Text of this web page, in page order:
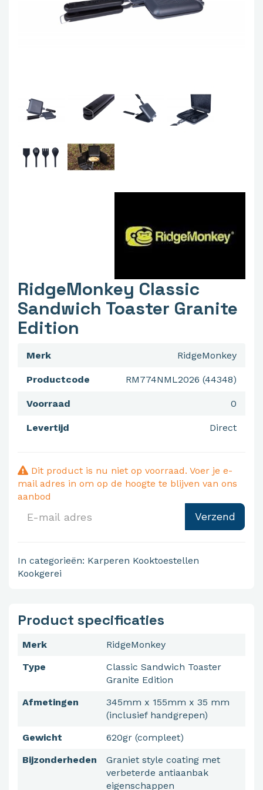
RidgeMonkey Classic
Sandwich Toaster Granite
Edition
RidgeMonkey
Merk
RM774NML2026 (44348)
Productcode
0
Voorraad
Direct
Levertijd
Dit product is nu niet op voorraad. Voer je e-
mail adres in om op de hoogte te blijven van ons
aanbod
Verzend
In categorieën: Karperen Kooktoestellen
Kookgerei
Product specificaties
Merk
RidgeMonkey
Type
Classic Sandwich Toaster
Granite Edition
Afmetingen
345mm x 155mm x 35 mm
(inclusief handgrepen)
Gewicht
620gr (compleet)
Bijzonderheden
Graniet style coating met
verbeterde antiaanbak
eigenschappen